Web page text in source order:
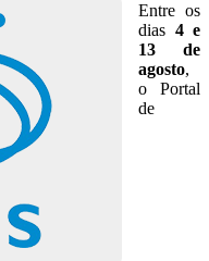
Entre os
dias 4 e
13 de
agosto,
o Portal
de